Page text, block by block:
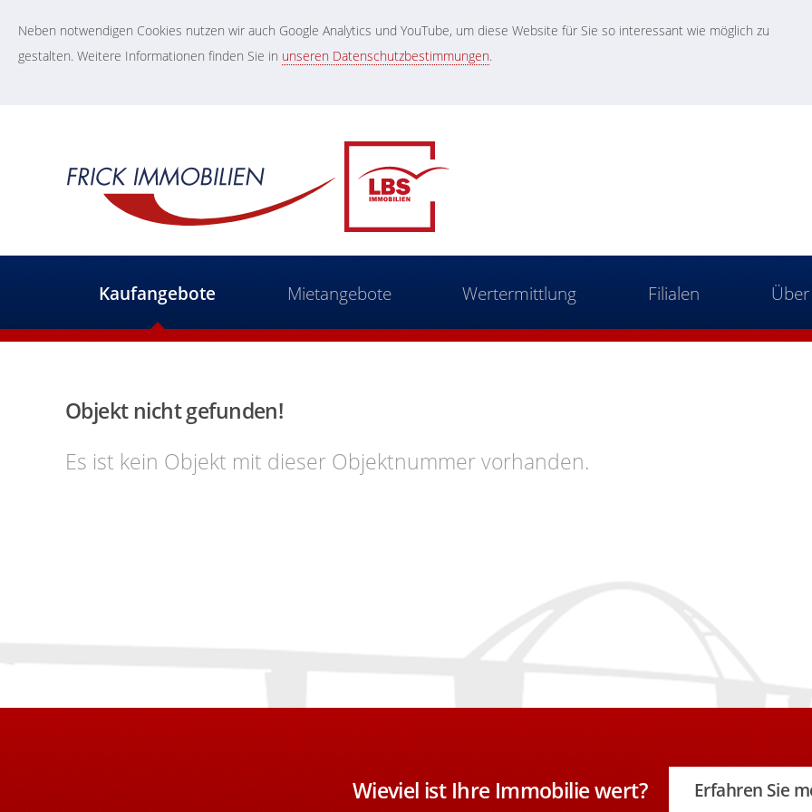
Neben notwendigen Cookies nutzen wir auch Google Analytics und YouTube, um diese Website für Sie so interessant wie möglich zu
gestalten. Weitere Informationen finden Sie in unseren Datenschutzbestimmungen.
Kaufangebote Mietangebote Wertermittlung Filialen
Objekt nicht gefunden!
Es ist kein Objekt mit dieser Objektnummer vorhanden.
Wieviel ist Ihre Immobilie wert? Erfahren Sie